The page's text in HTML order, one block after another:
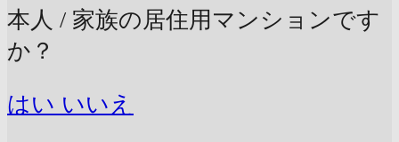
本人 / 家族の居住用マンションです
か？
はい いいえ